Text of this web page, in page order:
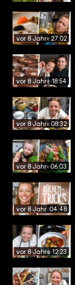
vor 8 Jahren27:02
vor 8 Jahren18:54
vor 8 Jahren08:32
vor 8 Jahren06:03
vor 8 Jahren04:48
vor 8 Jahren12:23